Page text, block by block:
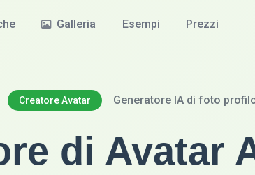
Galleria Esempi Prezzi
Creatore Avatar Generatore IA di foto
di Avatar